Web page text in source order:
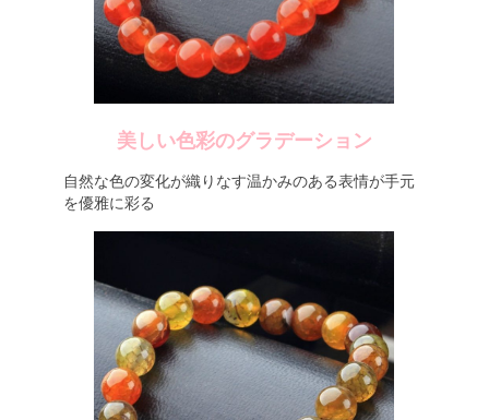
美しい色彩のグラデーション
自然な色の変化が織りなす温かみのある表情が手元
を優雅に彩る